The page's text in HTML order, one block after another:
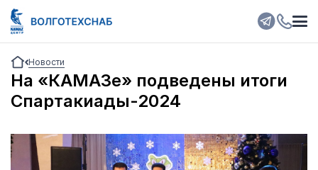
Новости
На «КАМАЗе» подведены итоги
Спартакиады-2024